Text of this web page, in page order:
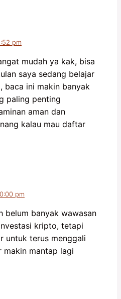
pm
mudah ya kak, bisa
saya sedang belajar
baca ini makin banyak
paling penting
aman dan
kalau mau daftar
pm
belum banyak wawasan
kripto, tetapi
untuk terus menggali
makin mantap lagi